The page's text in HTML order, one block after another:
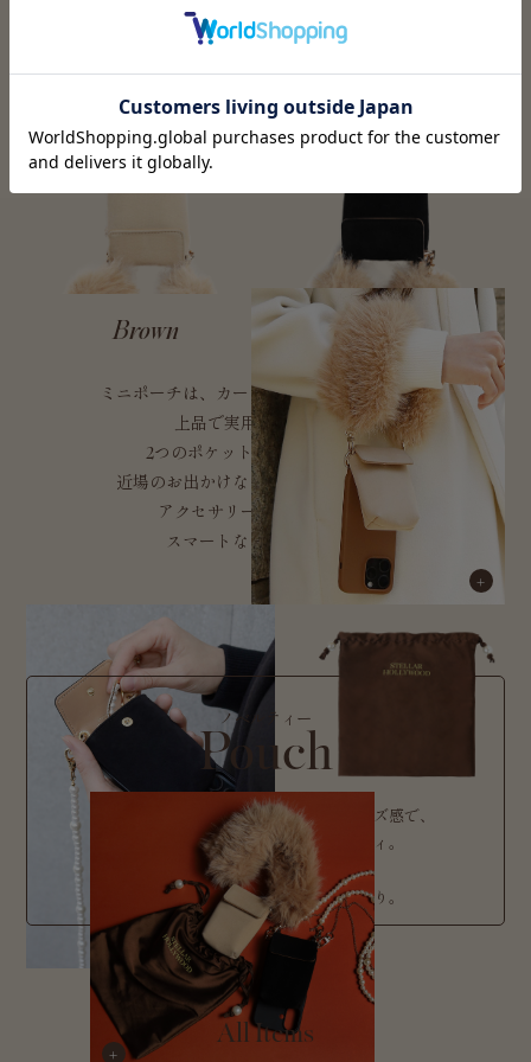
Petit Pouch
Brown Black
ミニポーチは、カードや鍵、リップが収まる
上品で実用的なサイズ。
2つのポケットで整理しやすく、
近場のお出かけならこれひとつで完結。
アクセサリー収納にも使える
スマートなデザインです。
ノベルティー
Pouch
軽いお出かけにもぴったりな程よいサイズ感で、
ポーチとしても使える万能ノベルティ。
紐の結びめのパールが、
可憐さを添えてくれる上品な仕上がり。
All Items